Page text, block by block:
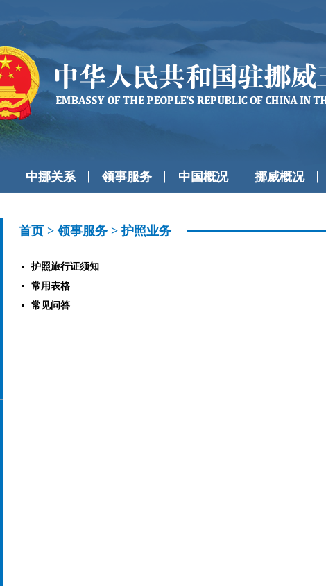
中挪关系 领事服务 中国概况 挪威概况
首页 >领事服务 >护照业务
护照旅行证须知
常用表格
常见问答